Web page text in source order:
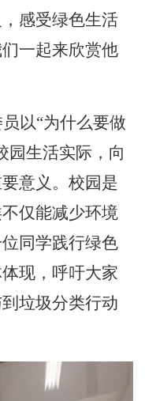
感受绿色生活
一起来欣赏他
以“为什么要做
园生活实际，向
意义。校园是
仅能减少环境
同学践行绿色
现，呼吁大家
垃圾分类行动